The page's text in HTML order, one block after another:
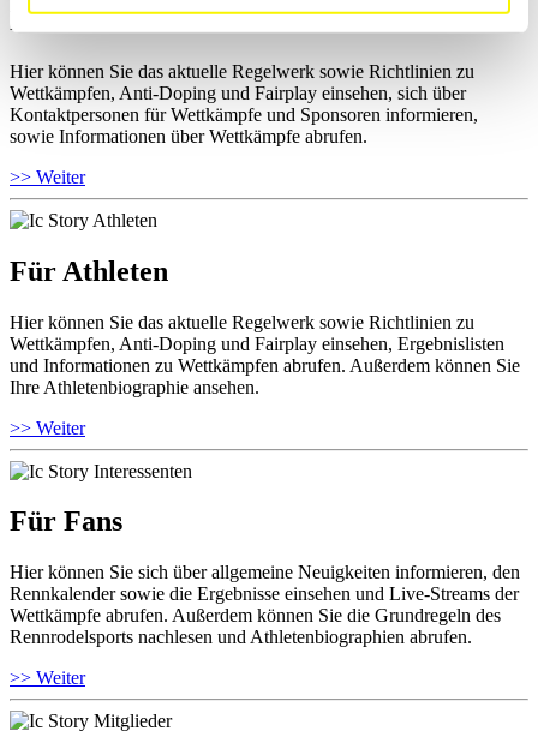
Für Ausrichter
Hier können Sie das aktuelle Regelwerk sowie Richtlinien zu
Wettkämpfen, Anti-Doping und Fairplay einsehen, sich über
Kontaktpersonen für Wettkämpfe und Sponsoren informieren,
sowie Informationen über Wettkämpfe abrufen.
>> Weiter
Für Athleten
Hier können Sie das aktuelle Regelwerk sowie Richtlinien zu
Wettkämpfen, Anti-Doping und Fairplay einsehen, Ergebnislisten
und Informationen zu Wettkämpfen abrufen. Außerdem können Sie
Ihre Athletenbiographie ansehen.
>> Weiter
Für Fans
Hier können Sie sich über allgemeine Neuigkeiten informieren, den
Rennkalender sowie die Ergebnisse einsehen und Live-Streams der
Wettkämpfe abrufen. Außerdem können Sie die Grundregeln des
Rennrodelsports nachlesen und Athletenbiographien abrufen.
>> Weiter